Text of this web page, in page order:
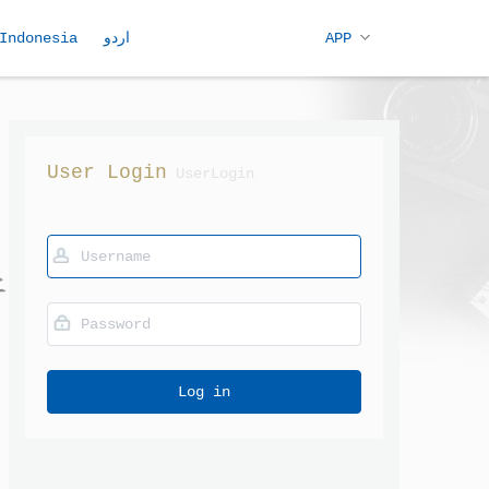
Indonesia اردو APP
User Login UserLogin
Log in